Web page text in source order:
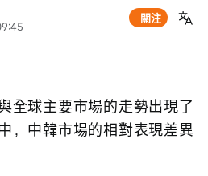
關注
全球主要市場的走勢出現了
，中韓市場的相對表現差異